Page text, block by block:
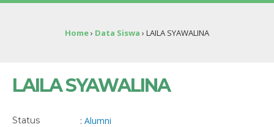
Home› Data Siswa › LAILA SYAWALINA
LAILA SYAWALINA
Status : Alumni